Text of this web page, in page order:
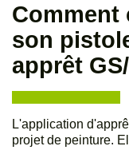
Comment
son
apprêt
L'application
projet de peinture.